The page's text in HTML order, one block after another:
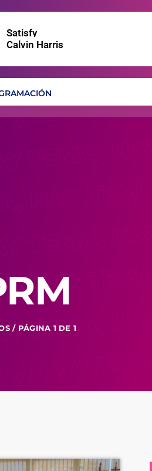
Satisfy
Calvin Harris
/ PÁGINA 1 DE 1